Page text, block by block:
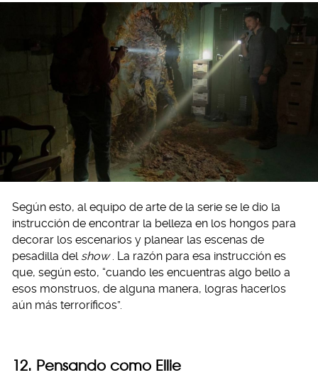
Según esto, al equipo de arte de la serie se le dio la
instrucción de encontrar la belleza en los hongos para
decorar los escenarios y planear las escenas de
pesadilla del show
. La razón para esa instrucción es
que, según esto, “cuando les encuentras algo bello a
esos monstruos, de alguna manera, logras hacerlos
aún más terroríficos”.
12. Pensando como Ellie